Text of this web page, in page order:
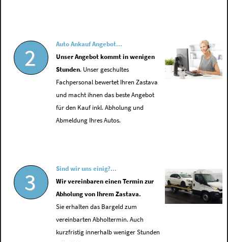
2
Auto Ankauf Angebot...
Unser Angebot kommt in wenigen
Stunden. Unser geschultes
Fachpersonal bewertet Ihren Zastava
und macht ihnen das beste Angebot
für den Kauf inkl. Abholung und
Abmeldung Ihres Autos.
3
Sind wir uns einig?...
Wir vereinbaren einen Termin zur
Abholung von Ihrem Zastava.
Sie erhalten das Bargeld zum
vereinbarten Abholtermin. Auch
kurzfristig innerhalb weniger Stunden